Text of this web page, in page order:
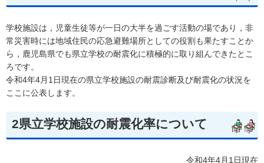
学校施設は，児童生徒等が一日の大半を過ごす活動の場であり，非
常災害時には地域住民の応急避難場所としての役割も果たすことか
ら，鹿児島県でも県立学校の耐震化に積極的に取り組んできたとこ
ろです。
令和4年4月1日現在の県立学校施設の耐震診断及び耐震化の状況を
ここに公表します。
2県立学校施設の耐震化率について
令和4年4月1日現在